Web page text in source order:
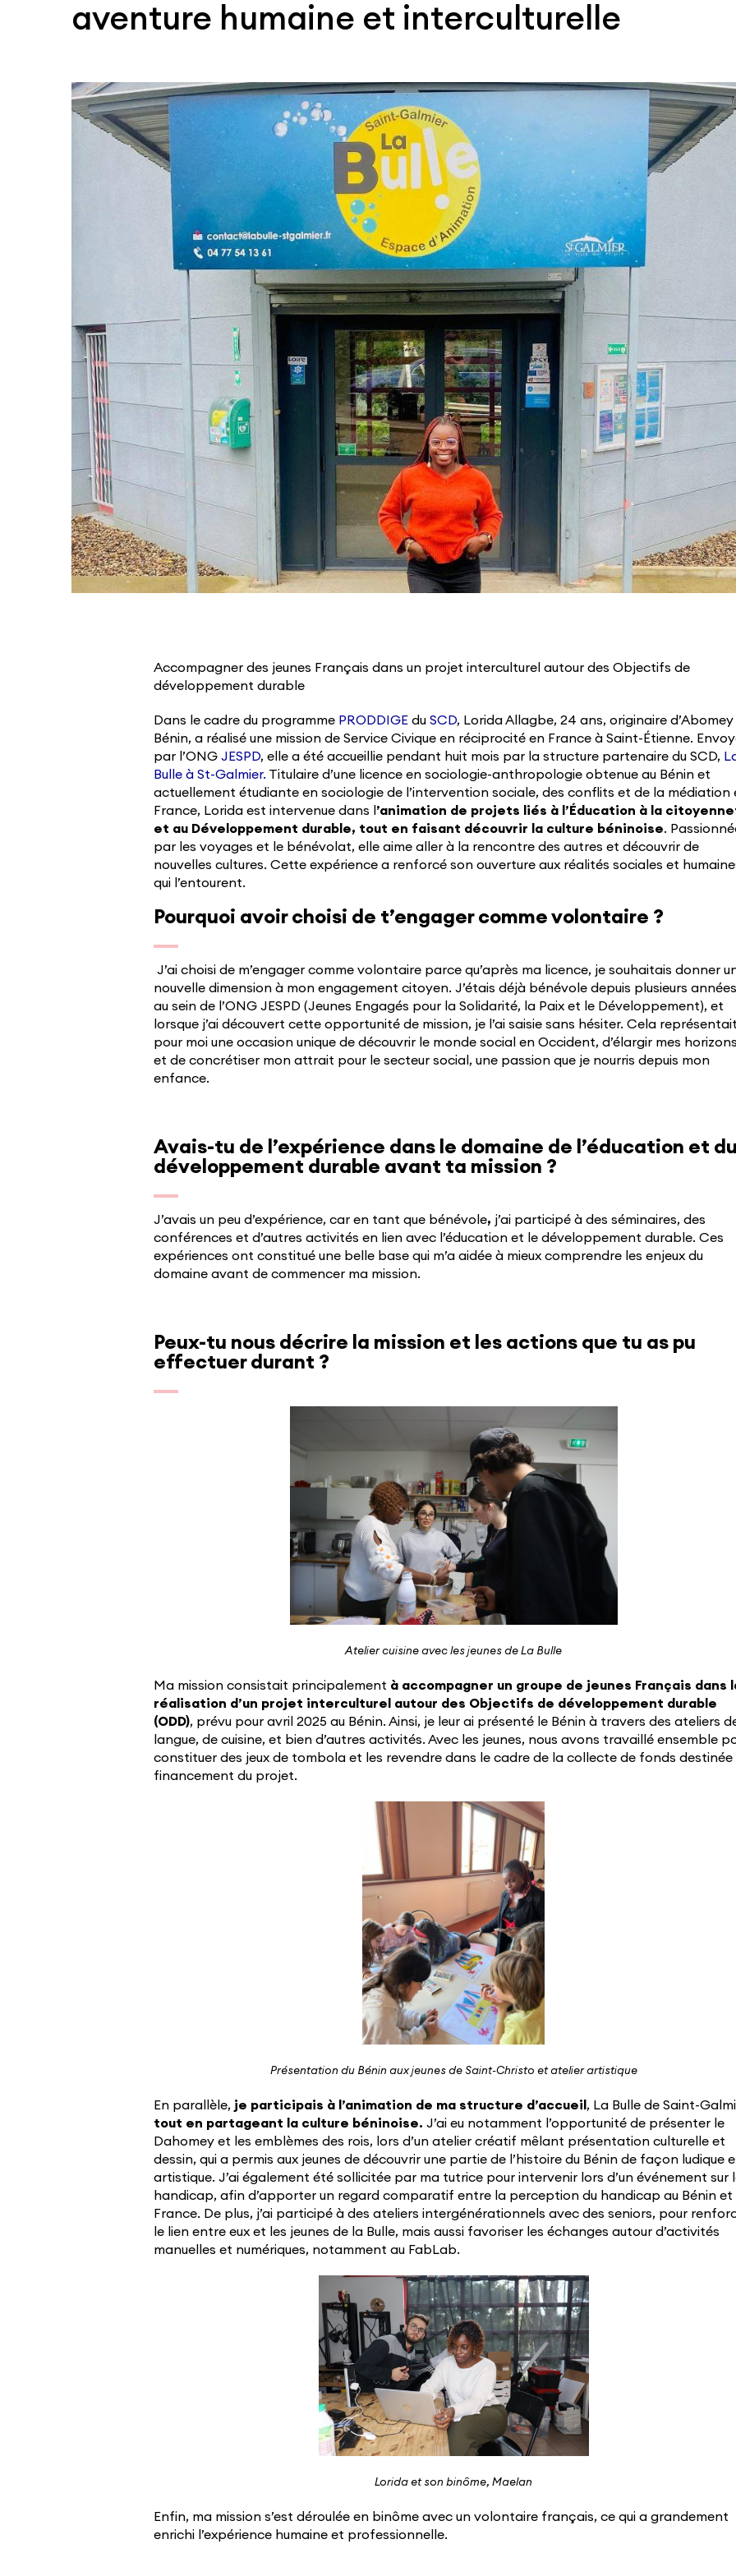
aventure humaine et interculturelle
Accompagner des jeunes Français dans un projet interculturel autour des Objectifs de
développement durable
Dans le cadre du programme PRODDIGE du SCD, Lorida Allagbe, 24 ans, originaire d’Abomey
Bénin, a réalisé une mission de Service Civique en réciprocité en France à Saint-Étienne.
par l’ONG JESPD, elle a été accueillie pendant huit mois par la structure partenaire du SCD,
Bulle à St-Galmier. Titulaire d’une licence en sociologie-anthropologie obtenue au Bénin et
actuellement étudiante en sociologie de l’intervention sociale, des conflits et de la médiation
France, Lorida est intervenue dans l ’animation de projets liés à l’Éducation à la
et au Développement durable, tout en faisant découvrir la culture béninoise.
par les voyages et le bénévolat, elle aime aller à la rencontre des autres et découvrir de
nouvelles cultures. Cette expérience a renforcé son ouverture aux réalités sociales et
qui l’entourent.
Pourquoi avoir choisi de t’engager comme volontaire ?
J’ai choisi de m’engager comme volontaire parce qu’après ma licence, je souhaitais donner
nouvelle dimension à mon engagement citoyen. J’étais déjà bénévole depuis plusieurs années
au sein de l’ONG JESPD (Jeunes Engagés pour la Solidarité, la Paix et le Développement), et
lorsque j’ai découvert cette opportunité de mission, je l’ai saisie sans hésiter. Cela
pour moi une occasion unique de découvrir le monde social en Occident, d’élargir mes
et de concrétiser mon attrait pour le secteur social, une passion que je nourris depuis mon
enfance.
Avais-tu de l’expérience dans le domaine de l’éducation et
développement durable avant ta mission ?
J’avais un peu d’expérience, car en tant que bénévole, j’ai participé à des séminaires, des
conférences et d’autres activités en lien avec l’éducation et le développement durable. Ces
expériences ont constitué une belle base qui m’a aidée à mieux comprendre les enjeux du
domaine avant de commencer ma mission.
Peux-tu nous décrire la mission et les actions que tu as pu
effectuer durant ?
Atelier cuisine avec les jeunes de La Bulle
Ma mission consistait principalement à accompagner un groupe de jeunes Français dans
réalisation d’un projet interculturel autour des Objectifs de développement durable
(ODD), prévu pour avril 2025 au Bénin. Ainsi, je leur ai présenté le Bénin à travers des ateliers
langue, de cuisine, et bien d’autres activités. Avec les jeunes, nous avons travaillé ensemble
constituer des jeux de tombola et les revendre dans le cadre de la collecte de fonds destinée
financement du projet.
Présentation du Bénin aux jeunes de Saint-Christo et atelier artistique
En parallèle, je participais à l’animation de ma structure d’accueil , La Bulle de Saint-
tout en partageant la culture béninoise. J’ai eu notamment l’opportunité de présenter le
Dahomey et les emblèmes des rois, lors d’un atelier créatif mêlant présentation culturelle et
dessin, qui a permis aux jeunes de découvrir une partie de l’histoire du Bénin de façon ludique
artistique. J’ai également été sollicitée par ma tutrice pour intervenir lors d’un événement sur
handicap, afin d’apporter un regard comparatif entre la perception du handicap au Bénin et
France. De plus, j’ai participé à des ateliers intergénérationnels avec des seniors, pour
le lien entre eux et les jeunes de la Bulle, mais aussi favoriser les échanges autour d’activités
manuelles et numériques, notamment au FabLab.
Lorida et son binôme, Maelan
Enfin, ma mission s’est déroulée en binôme avec un volontaire français, ce qui a grandement
enrichi l’expérience humaine et professionnelle.